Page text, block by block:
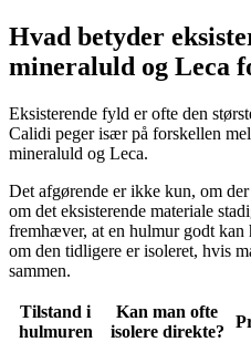
Hvad betyder
mineraluld og Leca
Eksisterende fyld er ofte den
Calidi peger især på forskellen
mineraluld og Leca.
Det afgørende er ikke kun, om
om det eksisterende materiale
fremhæver, at en hulmur godt
om den tidligere er isoleret, hvis
sammen.
Tilstand i
hulmuren
Kan man ofte
isolere direkte?